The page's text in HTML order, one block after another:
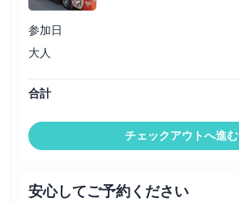
キャンセルポリシー
参加日
大人
合計
チェックアウトへ進む
安心してご予約ください